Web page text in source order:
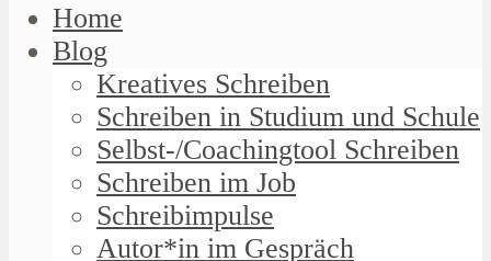
Home
Blog
Kreatives Schreiben
Schreiben in Studium und Schule
Selbst-/Coachingtool Schreiben
Schreiben im Job
Schreibimpulse
Autor*in im Gespräch